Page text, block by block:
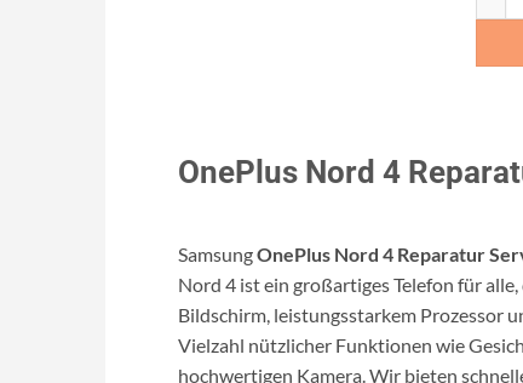
OnePlus Nord 4
SamsungOnePlus Nord 4 Reparatur
Nord 4 ist ein großartiges Telefon für
Bildschirm, leistungsstarkem Prozessor
Vielzahl nützlicher Funktionen wie
hochwertigen Kamera. Wir bieten